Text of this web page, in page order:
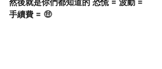
然後就是你們都知道的 恐慌 = 波動 =
手續費 = 🤑